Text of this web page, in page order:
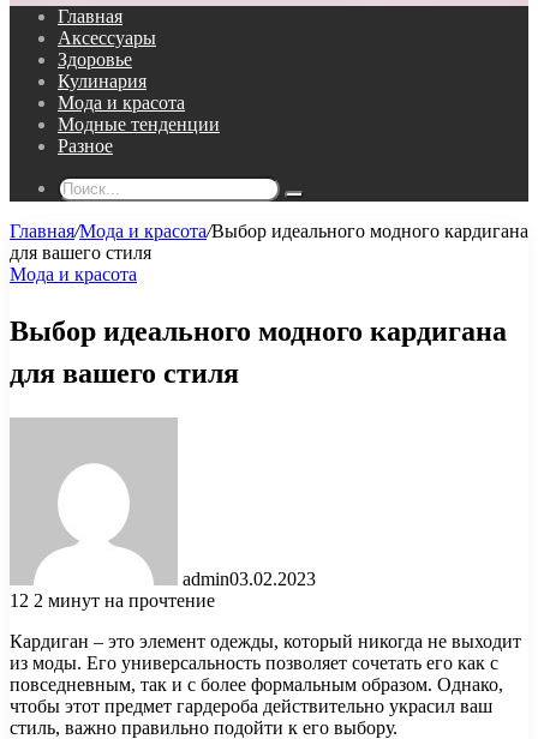
Главная
Аксессуары
Здоровье
Кулинария
Мода и красота
Модные тенденции
Разное
Поиск...
Главная/Мода и красота/Выбор идеального модного кардигана
для вашего стиля
Мода и красота
Выбор идеального модного кардигана
для вашего стиля
admin03.02.2023
12 2 минут на прочтение
Кардиган – это элемент одежды, который никогда не выходит
из моды. Его универсальность позволяет сочетать его как с
повседневным, так и с более формальным образом. Однако,
чтобы этот предмет гардероба действительно украсил ваш
стиль, важно правильно подойти к его выбору.